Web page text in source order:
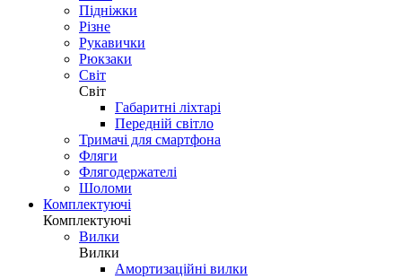
Підніжки
Різне
Рукавички
Рюкзаки
Світ
Світ
Габаритні ліхтарі
Передній світло
Тримачі для смартфона
Фляги
Флягодержателі
Шоломи
Комплектуючі
Комплектуючі
Вилки
Вилки
Амортизаційні вилки